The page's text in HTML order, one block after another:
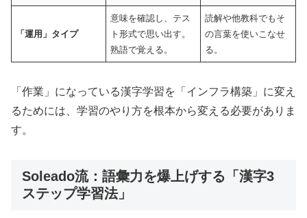
「運用」タイプ
意味を確認し、テス
ト形式で思い出す。
熟語で覚える。
読解や他教科でもそ
の言葉を使いこなせ
る。
「作業」になっている漢字学習を「インフラ構築」に変え
るためには、学習のやり方を根本から変える必要がありま
す。
Soleado流：語彙力を爆上げする「漢字3
ステップ学習法」